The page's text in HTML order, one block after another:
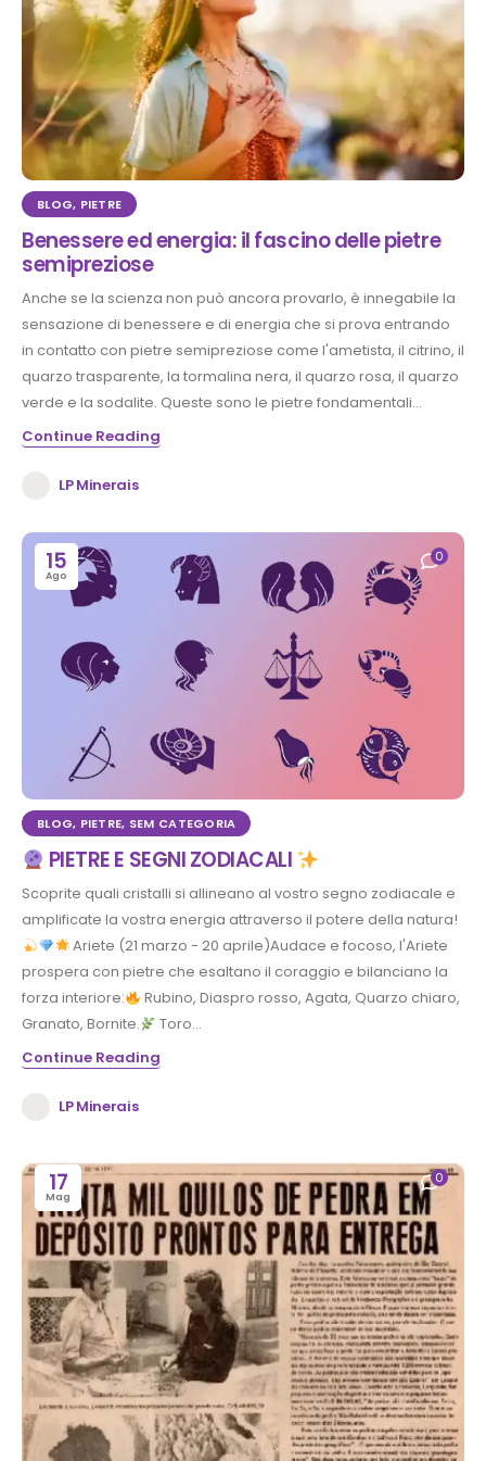
BLOG, PIETRE
Benessere ed energia: il fascino delle pietre
semipreziose
Anche se la scienza non può ancora provarlo, è innegabile la
sensazione di benessere e di energia che si prova entrando
in contatto con pietre semipreziose come l'ametista, il citrino, il
quarzo trasparente, la tormalina nera, il quarzo rosa, il quarzo
verde e la sodalite. Queste sono le pietre fondamentali...
Continue Reading
LP Minerais
15
Ago
0
BLOG, PIETRE, SEM CATEGORIA
PIETRE E SEGNI ZODIACALI
Scoprite quali cristalli si allineano al vostro segno zodiacale e
amplificate la vostra energia attraverso il potere della natura!
Ariete (21 marzo - 20 aprile)Audace e focoso, l'Ariete
prospera con pietre che esaltano il coraggio e bilanciano la
forza interiore:
Rubino, Diaspro rosso, Agata, Quarzo chiaro,
Granato, Bornite.
Toro...
Continue Reading
LP Minerais
17
Mag
0